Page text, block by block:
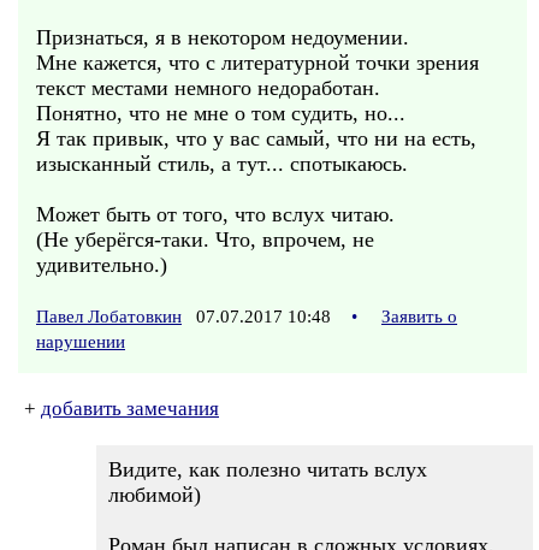
Признаться, я в некотором недоумении.
Мне кажется, что с литературной точки зрения
текст местами немного недоработан.
Понятно, что не мне о том судить, но...
Я так привык, что у вас самый, что ни на есть,
изысканный стиль, а тут... спотыкаюсь.
Может быть от того, что вслух читаю.
(Не уберёгся-таки. Что, впрочем, не
удивительно.)
Павел Лобатовкин 07.07.2017 10:48 •
Заявить о
нарушении
+ добавить замечания
Видите, как полезно читать вслух
любимой)
Роман был написан в сложных условиях,